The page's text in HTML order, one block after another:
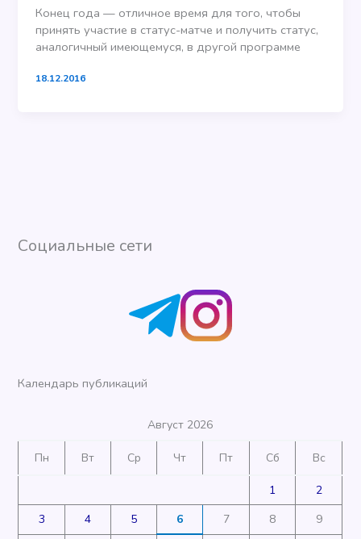
Конец года — отличное время для того, чтобы
принять участие в статус-матче и получить статус,
аналогичный имеющемуся, в другой программе
18.12.2016
Социальные сети
Календарь публикаций
Август 2026
Пн Вт Ср Чт Пт Сб Вс
1
2
3
4 5 6 7 8
9